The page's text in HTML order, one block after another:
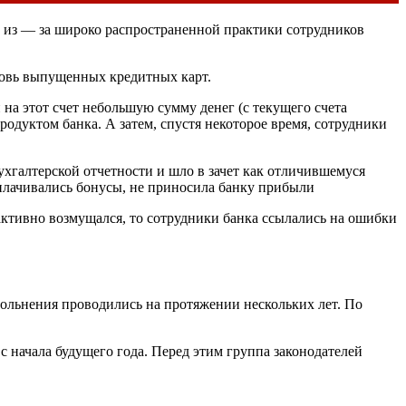
— за широко распространенной практики сотрудников
выпущенных кредитных карт.
этот счет небольшую сумму денег (с текущего счета
банка. А затем, спустя некоторое время, сотрудники
отчетности и шло в зачет как отличившемуся
бонусы, не приносила банку прибыли
возмущался, то сотрудники банка ссылались на ошибки
проводились на протяжении нескольких лет. По
будущего года. Перед этим группа законодателей